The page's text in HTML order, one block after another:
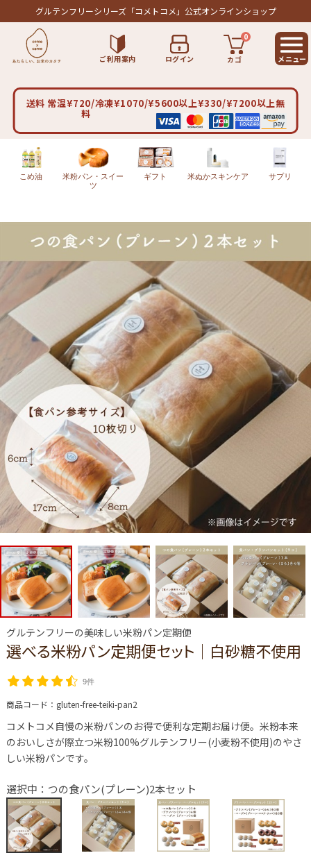
グルテンフリーシリーズ「コメトコメ」公式オンラインショップ
ご利用案内 ログイン カゴ
0
送料 常温¥720/冷凍¥1070/¥5600以上¥330/¥7200以上無
料
こめ油
米粉パン・スイー
ツ
ギフト 米ぬかスキンケア サプリ
グルテンフリーの美味しい米粉パン定期便
選べる米粉パン定期便セット│白砂糖不使用
9件
商品コード： gluten-free-teiki-pan2
コメトコメ自慢の米粉パンのお得で便利な定期お届け便。米粉本来
のおいしさが際立つ米粉100%グルテンフリー(小麦粉不使用)のやさ
しい米粉パンです。
選択中：つの食パン(プレーン)2本セット